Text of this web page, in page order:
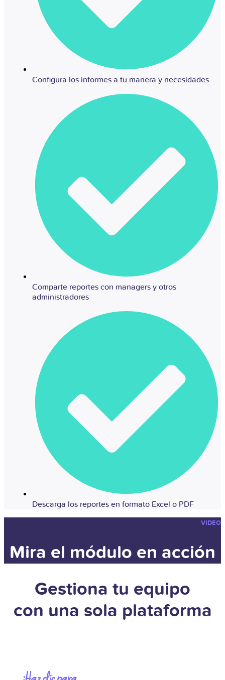
Configura los informes a tu manera y necesidades
Comparte reportes con managers y otros
administradores
Descarga los reportes en formato Excel o PDF
VIDEO
Mira el módulo en acción
Gestiona tu equipo
con una sola plataforma